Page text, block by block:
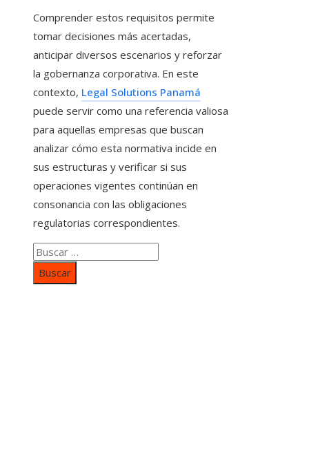
Comprender estos requisitos permite
tomar decisiones más acertadas,
anticipar diversos escenarios y reforzar
la gobernanza corporativa. En este
contexto, Legal Solutions Panamá
puede servir como una referencia valiosa
para aquellas empresas que buscan
analizar cómo esta normativa incide en
sus estructuras y verificar si sus
operaciones vigentes continúan en
consonancia con las obligaciones
regulatorias correspondientes.
Buscar: